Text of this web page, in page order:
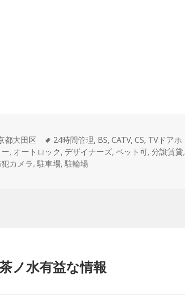
都大田区
タ
グ
24時間管理, BS,CATV,CS, TVドアホ
, オートロック, デザイナーズ,ペット可,分譲賃貸,
カメラ,駐車場,駐輪場
ノ水有益な情報